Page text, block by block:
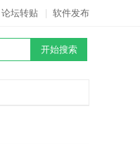
论坛转贴 软件发布